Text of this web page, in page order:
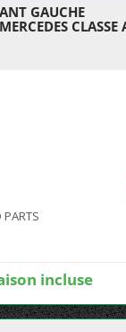
GAUCHE
CLASSE
PARTS
incluse